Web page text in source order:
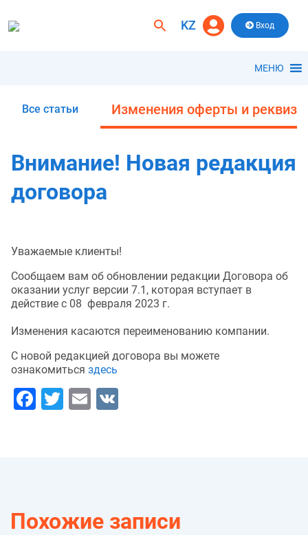
to
content
KZ
Search
Вход
МЕНЮ
Все статьи Изменения оферты и
Внимание! Новая редакция
договора
Уважаемые клиенты!
Сообщаем вам об обновлении редакции Договора об
оказании услуг версии 7.1, которая вступает в
действие с 08 февраля 2023 г.
Изменения касаются переименованию компании.
С новой редакцией договора вы можете
ознакомиться здесь
Facebook
Twitter
Email
Похожие записи